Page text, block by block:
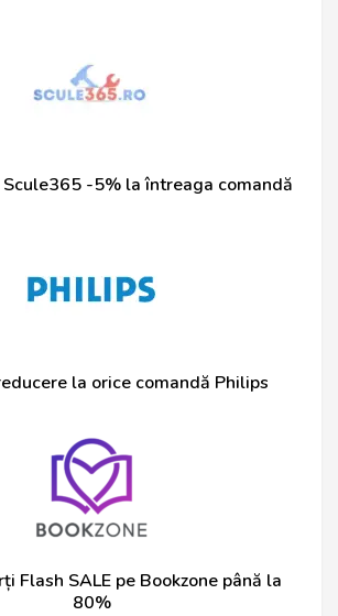
Scule365 -5% la întreaga comandă
la orice comandă Philips
Flash SALE pe Bookzone până la
80%